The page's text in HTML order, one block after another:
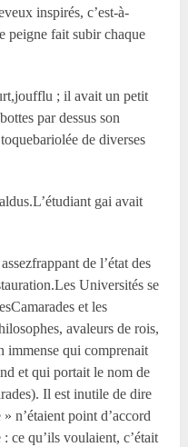
inspirés, c’est-à-
peigne fait subir chaque
; il avait un petit
par dessus son
de diverses
gai avait
de l’état des
Universités se
et les
avaleurs de rois,
immense qui comprenait
et qui portait le nom de
Il est inutile de dire
n’étaient point d’accord
ce qu’ils voulaient, c’était